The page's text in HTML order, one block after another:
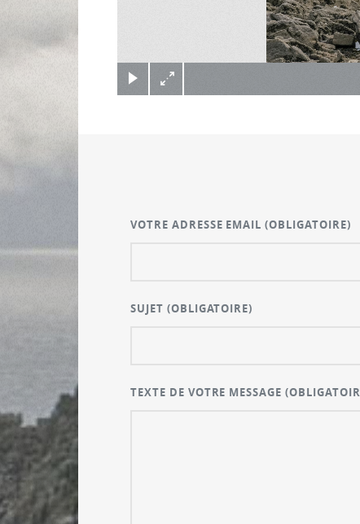
(c) Didier Gualeni
VOTRE ADRESSE EMAIL(OBLIGATOIRE)
SUJET (OBLIGATOIRE)
TEXTE DE VOTRE MESSAGE